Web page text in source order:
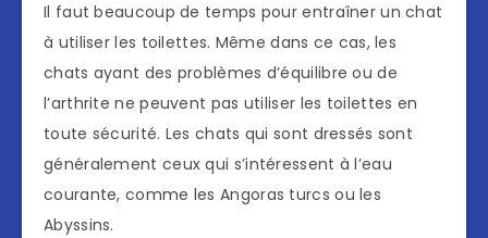
Il faut beaucoup de temps pour entraîner un chat
à utiliser les toilettes. Même dans ce cas, les
chats ayant des problèmes d’équilibre ou de
l’arthrite ne peuvent pas utiliser les toilettes en
toute sécurité. Les chats qui sont dressés sont
généralement ceux qui s’intéressent à l’eau
courante, comme les Angoras turcs ou les
Abyssins.